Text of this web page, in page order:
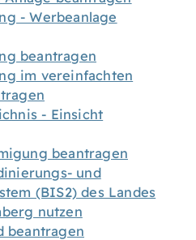
- Werbeanlage
beantragen
im vereinfachten
- Einsicht
beantragen
und
(BIS2) des Landes
nutzen
beantragen